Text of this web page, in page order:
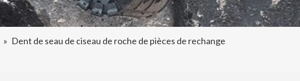
» Dent de seau de ciseau de roche de pièces de rechange